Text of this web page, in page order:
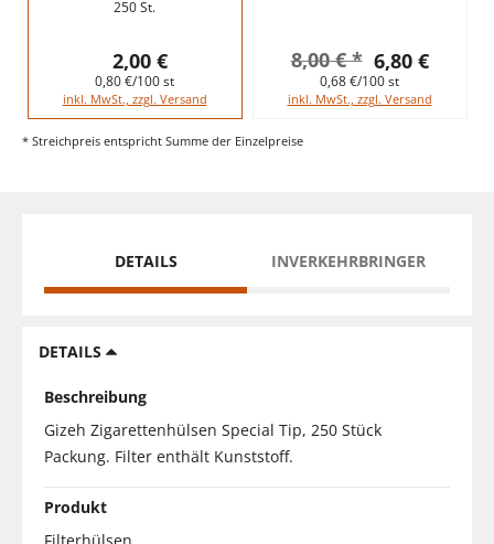
250 St.
2,00 €
0,80 €/100 st
inkl. MwSt., zzgl. Versand
6,80 €
8,00 € *
0,68 €/100 st
inkl. MwSt., zzgl. Versand
* Streichpreis entspricht Summe der Einzelpreise
DETAILS INVERKEHRBRINGER
DETAILS
Beschreibung
Gizeh Zigarettenhülsen Special Tip, 250 Stück
Packung. Filter enthält Kunststoff.
Produkt
Filterhülsen